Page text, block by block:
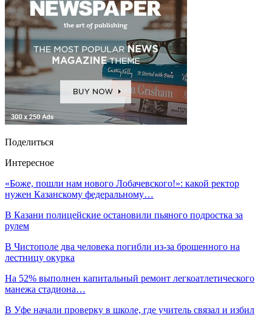
Поделиться
Интересное
«Боже, пошли нам нового Лобачевского!»: какой ректор
нужен Казанскому федеральному…
В Казани полицейские остановили пьяного подростка за
рулем
В Чистополе два человека погибли из-за брошенного на
лестницу окурка
На 52% выполнен капитальный ремонт легкоатлетического
манежа стадиона…
В Уфе начали проверку в школе, где учитель связал и избил